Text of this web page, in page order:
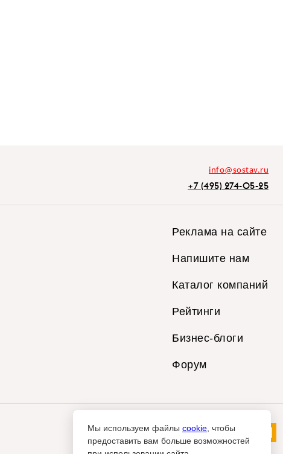
info@sostav.ru
+7 (495) 274-05-25
Реклама на сайте
Напишите нам
Каталог компаний
Рейтинги
Бизнес-блоги
Форум
Мы используем файлы cookie , чтобы
предоставить вам больше возможностей